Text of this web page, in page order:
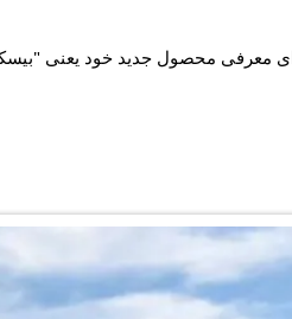
معرفی محصول جدید خود یعنی